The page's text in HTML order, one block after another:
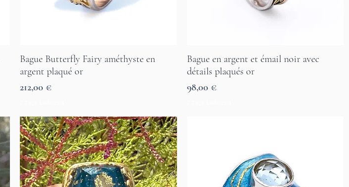
Aperçu rapide
Bague Butterfly Fairy améthyste en
argent plaqué or
Prix
212,00 €
Aperçu rapide
Bague en argent et émail noir avec
détails plaqués or
Prix
98,00 €